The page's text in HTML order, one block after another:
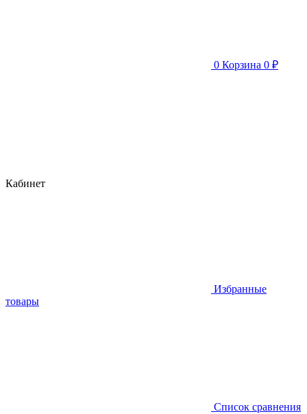
0 Корзина 0 ₽
Кабинет
Избранные
товары
Список сравнения